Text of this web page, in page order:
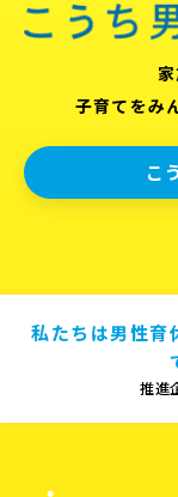
子育てをみ
こ
私たちは男性育
推進